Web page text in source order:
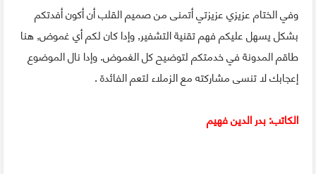
وفي الختام عزيزي عزيزتي أتمنى من صميم القلب أن أكون أفدتكم
بشكل يسهل عليكم فهم تقنية التشفير, وإدا كان لكم أي غموض, هنا
طاقم المدونة في خدمتكم لتوضيح كل الغموض. وإدا نال الموضوع
إعجابك لا تنسى مشاركته مع الزملاء لتعم الفائدة .
الكاتب: بدر الدين فهيم